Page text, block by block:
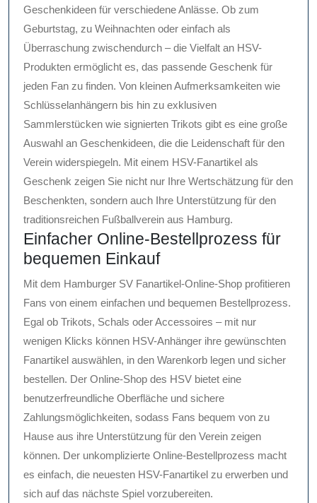
Geschenkideen für verschiedene Anlässe. Ob zum
Geburtstag, zu Weihnachten oder einfach als
Überraschung zwischendurch – die Vielfalt an HSV-
Produkten ermöglicht es, das passende Geschenk für
jeden Fan zu finden. Von kleinen Aufmerksamkeiten wie
Schlüsselanhängern bis hin zu exklusiven
Sammlerstücken wie signierten Trikots gibt es eine große
Auswahl an Geschenkideen, die die Leidenschaft für den
Verein widerspiegeln. Mit einem HSV-Fanartikel als
Geschenk zeigen Sie nicht nur Ihre Wertschätzung für den
Beschenkten, sondern auch Ihre Unterstützung für den
traditionsreichen Fußballverein aus Hamburg.
Einfacher Online-Bestellprozess für
bequemen Einkauf
Mit dem Hamburger SV Fanartikel-Online-Shop profitieren
Fans von einem einfachen und bequemen Bestellprozess.
Egal ob Trikots, Schals oder Accessoires – mit nur
wenigen Klicks können HSV-Anhänger ihre gewünschten
Fanartikel auswählen, in den Warenkorb legen und sicher
bestellen. Der Online-Shop des HSV bietet eine
benutzerfreundliche Oberfläche und sichere
Zahlungsmöglichkeiten, sodass Fans bequem von zu
Hause aus ihre Unterstützung für den Verein zeigen
können. Der unkomplizierte Online-Bestellprozess macht
es einfach, die neuesten HSV-Fanartikel zu erwerben und
sich auf das nächste Spiel vorzubereiten.